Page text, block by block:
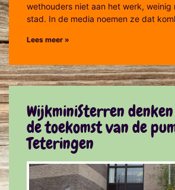
wethouders niet aan het werk, weinig
stad. In de media noemen ze dat
Lees meer »
WijkminiSterren
de toekomst van de
Teteringen